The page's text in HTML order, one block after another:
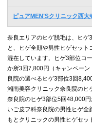
ピュアMEN'Sクリニック西大
奈良エリアのヒゲ脱毛は、ヒゲ
と、ヒゲ全顔や男性ヒゲセッ
混在しています。ヒゲ3部位コ
か所3回7,800円（キャンペー
良院の選べるヒゲ3部位3回
湘南美容クリニック奈良院の
奈良院のヒゲ3部位5回48,000
いご皮フ科奈良院の男性ヒゲ
もとクリニックの男性ヒゲセ